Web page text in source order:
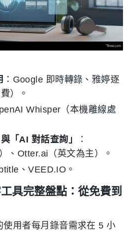
：Google 即時轉錄、雅婷逐
）。
Whisper（本機離線處
「AI 對話查詢」
：
、Otter.ai（英文為主）。
、VEED.IO。
具完整盤點：從免費到
用者每月錄音需求在 5 小